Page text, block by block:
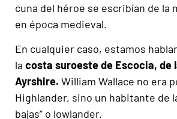
cuna del héroe se escribían de la
en época medieval.
En cualquier caso, estamos
la costa suroeste de Escocia, de
Ayrshire. William Wallace no era
Highlander, sino un habitante de
bajas” o lowlander.